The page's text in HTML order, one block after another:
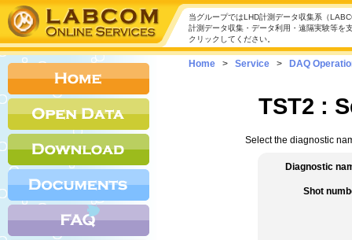
当グループではLHD計測データ収集系（
計測データ収集・データ利用・遠隔実験等を
クリックしてください。
Home > Service > DAQ
TST2 :
Select the diagnostic
Diagnostic
Shot